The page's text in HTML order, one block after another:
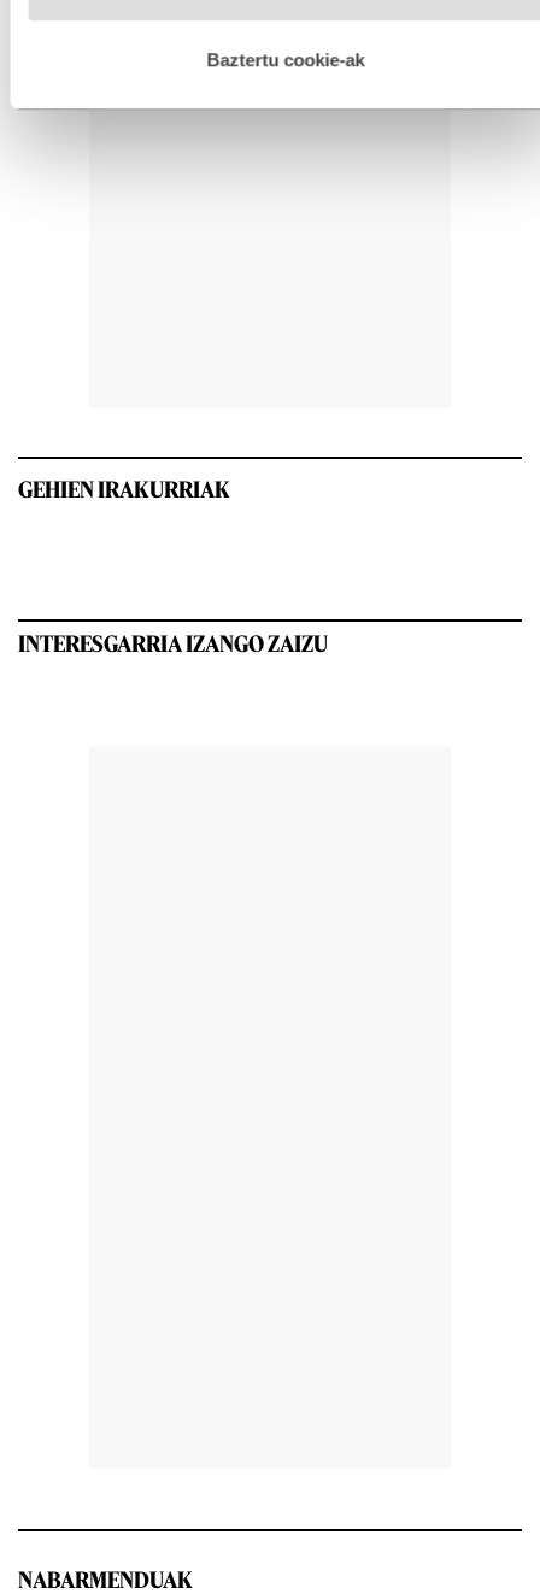
esplizitua ematen diguzu.Gehiago irakurri
Baztertu cookie-ak
GEHIEN IRAKURRIAK
INTERESGARRIA IZANGO ZAIZU
NABARMENDUAK